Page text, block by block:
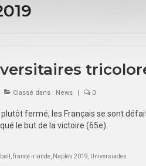
Classé dans : News | 0
fermé, les Français se sont
le but de la victoire (65e).
france irlande Naples 2019 Universiades